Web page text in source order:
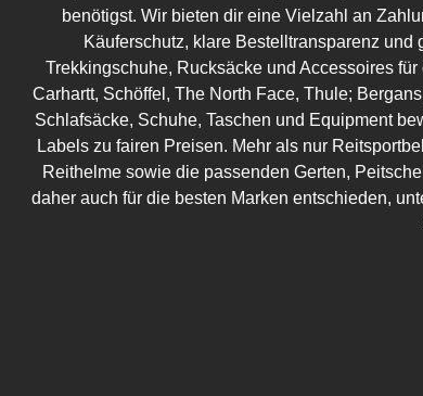
benötigst. Wir bieten dir eine Vielzahl an
Käuferschutz, klare Bestelltransparenz
Trekkingschuhe, Rucksäcke und Accessoires
Carhartt, Schöffel, The North Face, Thule;
Schlafsäcke, Schuhe, Taschen und Equipment
Labels zu fairen Preisen. Mehr als nur
Reithelme sowie die passenden Gerten,
daher auch für die besten Marken entschieden,